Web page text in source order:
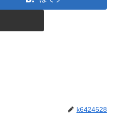
k6424528